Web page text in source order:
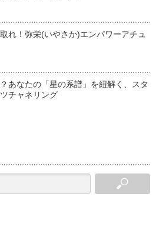
れ！弥栄(いやさか)エンパワーアチュ
あなたの「星の系譜」を紐解く、スタ
チャネリング